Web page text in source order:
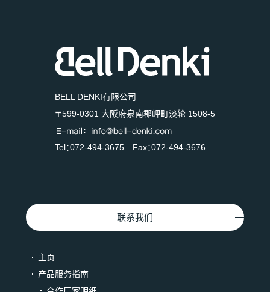
BELL DENKI有限公司
〒599-0301 大阪府泉南郡岬町淡轮 1508-5
Tel：072-494-3675 Fax：072-494-3676
联系我们
主页
产品服务指南